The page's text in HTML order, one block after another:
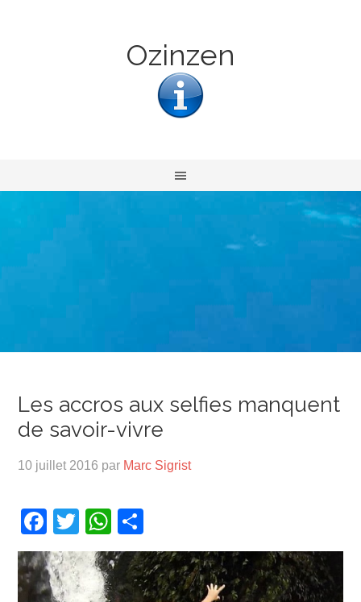
Ozinzen
Les accros aux selfies manquent
de savoir-vivre
10 juillet 2016 par Marc Sigrist
Facebook
TwitterWhatsApp